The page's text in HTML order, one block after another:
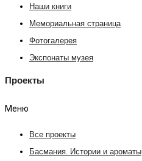
Наши книги
Мемориальная страница
Фотогалерея
Экспонаты музея
Проекты
Меню
Все проекты
Басмания. Истории и ароматы